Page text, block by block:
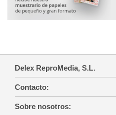
Delex ReproMedia, S.L.
Contacto:
Sobre nosotros: